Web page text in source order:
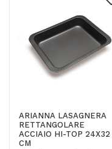
ARIANNA LASAGNERA
RETTANGOLARE
ACCIAIO HI-TOP 24X32
CM